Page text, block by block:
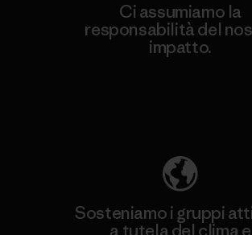
Ci assumiamo la
responsabilità del
impatto.
Sosteniamo i gruppi